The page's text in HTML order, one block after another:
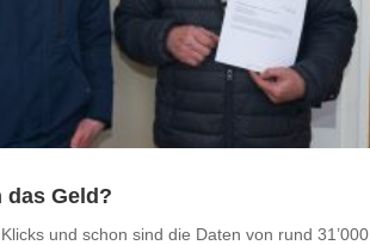
das Geld?
und schon sind die Daten von rund 31’000